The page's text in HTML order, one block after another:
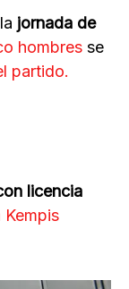
jornada de
hombres se
partido.
licencia
Kempis